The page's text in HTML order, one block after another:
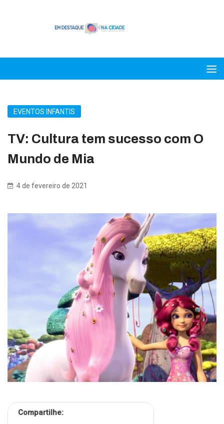
EVENTOS INFANTIS
TV: Cultura tem sucesso com O
Mundo de Mia
4 de fevereiro de 2021
Compartilhe: